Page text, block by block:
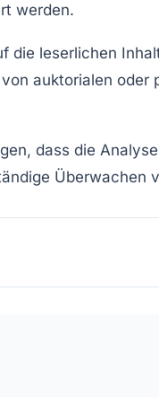
werden.
die leserlichen
auktorialen oder
dass die